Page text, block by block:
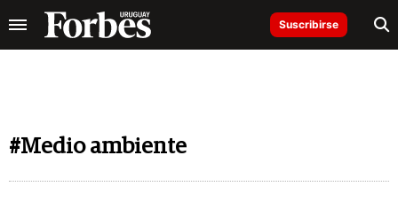
Suscribirse
#Medio ambiente